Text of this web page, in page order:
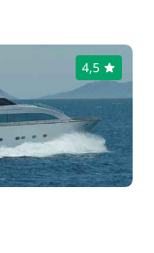
4,5